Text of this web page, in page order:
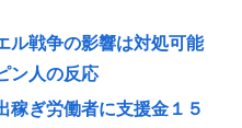
ル戦争の影響は対処可能
ン人の反応
稼ぎ労働者に支援金１５